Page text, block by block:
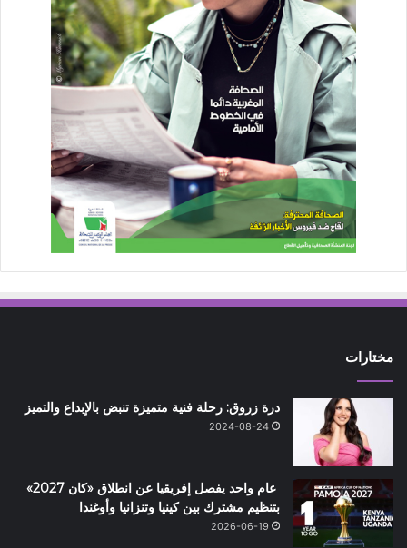
مختارات
درة زروق: رحلة فنية متميزة تنبض بالإبداع والتميز
2024-08-24
عام واحد يفصل إفريقيا عن انطلاق «كان 2027»
بتنظيم مشترك بين كينيا وتنزانيا وأوغندا
2026-06-19